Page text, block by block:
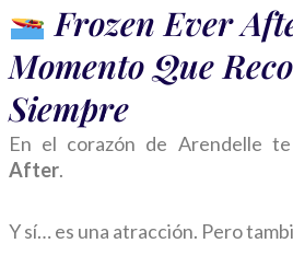
Frozen Ever
Momento Que
Siempre
En el corazón de Arendelle
After.
Y sí… es una atracción. Pero